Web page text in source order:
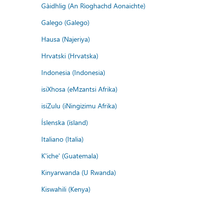
Gàidhlig (An Rìoghachd Aonaichte)
Galego (Galego)
Hausa (Najeriya)
Hrvatski (Hrvatska)
Indonesia (Indonesia)
isiXhosa (eMzantsi Afrika)
isiZulu (iNingizimu Afrika)
Íslenska (ísland)
Italiano (Italia)
K'iche' (Guatemala)
Kinyarwanda (U Rwanda)
Kiswahili (Kenya)